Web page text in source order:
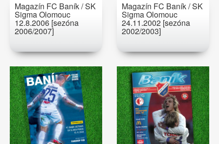
Magazín FC Baník / SK
Sigma Olomouc
12.8.2006 [sezóna
2006/2007]
Magazín FC Baník / SK
Sigma Olomouc
24.11.2002 [sezóna
2002/2003]